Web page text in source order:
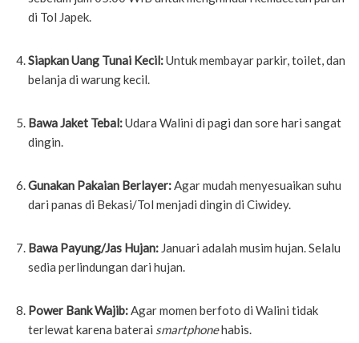
di Tol Japek.
Siapkan Uang Tunai Kecil:Untuk membayar parkir, toilet, dan
belanja di warung kecil.
Bawa Jaket Tebal:Udara Walini di pagi dan sore hari sangat
dingin.
Gunakan Pakaian Berlayer:Agar mudah menyesuaikan suhu
dari panas di Bekasi/Tol menjadi dingin di Ciwidey.
Bawa Payung/Jas Hujan: Januari adalah musim hujan. Selalu
sedia perlindungan dari hujan.
Power Bank Wajib:Agar momen berfoto di Walini tidak
terlewat karena baterai smartphonehabis.